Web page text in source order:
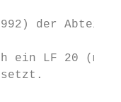
1992) der
ein LF 20